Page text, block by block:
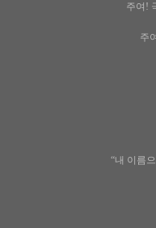
주여!
주
“내 이름